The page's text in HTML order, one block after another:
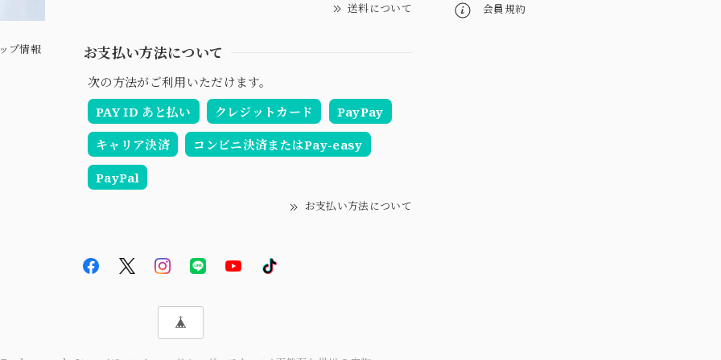
プ情報
送料について
お支払い方法について
次の方法がご利用いただけます。
PAY ID あと払い
クレジットカード PayPay
キャリア決済 コンビニ決済またはPay-easy
PayPal
お支払い方法について
会員規約